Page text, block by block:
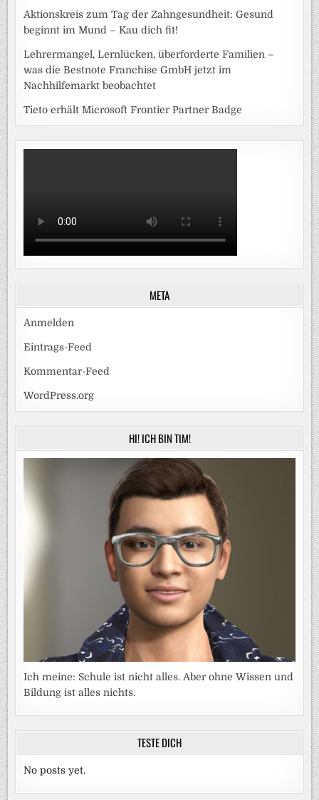
Aktionskreis zum Tag der Zahngesundheit: Gesund
beginnt im Mund – Kau dich fit!
Lehrermangel, Lernlücken, überforderte Familien –
was die Bestnote Franchise GmbH jetzt im
Nachhilfemarkt beobachtet
Tieto erhält Microsoft Frontier Partner Badge
META
Anmelden
Eintrags-Feed
Kommentar-Feed
WordPress.org
HI! ICH BIN TIM!
Ich meine: Schule ist nicht alles. Aber ohne Wissen und
Bildung ist alles nichts.
TESTE DICH
No posts yet.